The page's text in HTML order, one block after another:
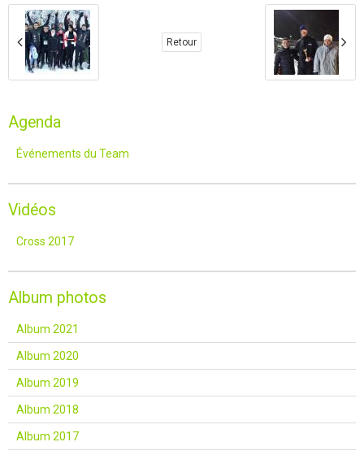
Retour
Agenda
Événements du Team
Vidéos
Cross 2017
Album photos
Album 2021
Album 2020
Album 2019
Album 2018
Album 2017